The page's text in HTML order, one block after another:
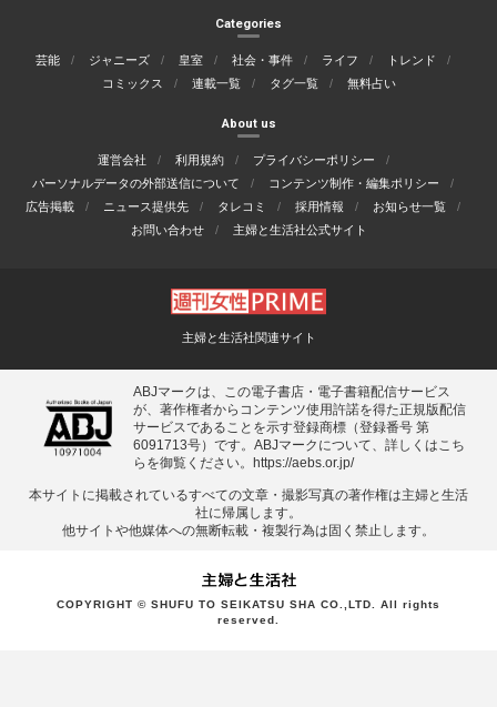
Categories
芸能 ジャニーズ 皇室 社会・事件 ライフ
トレンド
コミックス
連載一覧 タグ一覧 無料占い
About us
運営会社 利用規約
プライバシーポリシー
パーソナルデータの外部送信について
コンテンツ制作・編集ポリシー
広告掲載
ニュース提供先 タレコミ 採用情報
お知らせ一覧
お問い合わせ
主婦と生活社公式サイト
主婦と生活社関連サイト
ABJマークは、この電子書店・電子書籍配信サービス
が、著作権者からコンテンツ使用許諾を得た正規版配信
サービスであることを示す登録商標（登録番号 第
6091713号）です。ABJマークについて、詳しくはこち
らを御覧ください。
https://aebs.or.jp/
本サイトに掲載されているすべての⽂章・撮影写真の著作権は主婦と⽣活
社に帰属します。
他サイトや他媒体への無断転載・複製⾏為は固く禁⽌します。
COPYRIGHT © SHUFU TO SEIKATSU SHA CO.,LTD. All rights
reserved.